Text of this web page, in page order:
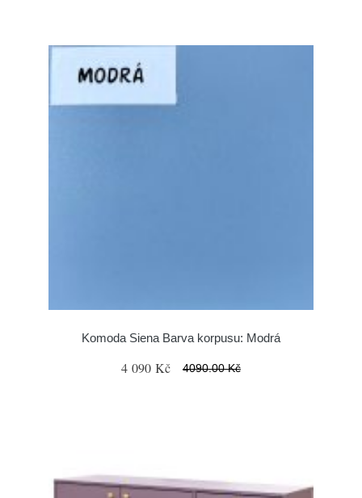
Komoda Siena Barva korpusu: Modrá
4 090 Kč 4090.00 Kč